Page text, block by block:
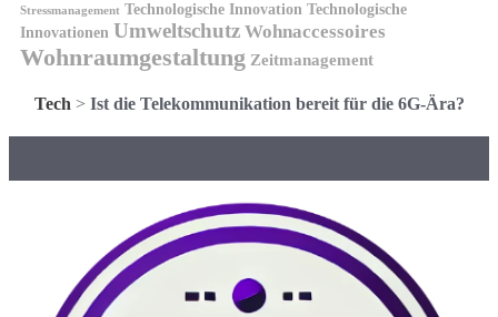
Stressmanagement Technologische Innovation Technologische
Innovationen Umweltschutz Wohnaccessoires
Wohnraumgestaltung Zeitmanagement
Tech > Ist die Telekommunikation bereit für die 6G-Ära?